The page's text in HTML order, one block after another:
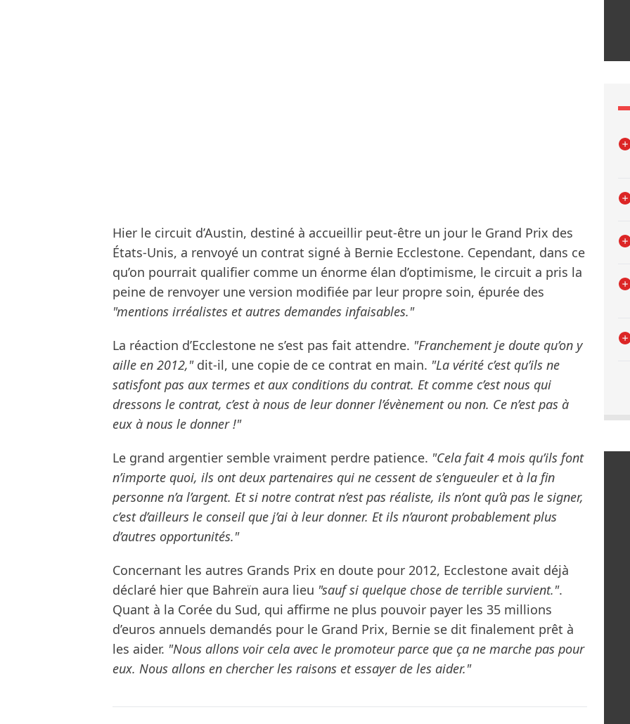
Hier le circuit d’Austin, destiné à accueillir peut-être un jour le Grand Prix des
États-Unis, a renvoyé un contrat signé à Bernie Ecclestone. Cependant, dans ce
qu’on pourrait qualifier comme un énorme élan d’optimisme, le circuit a pris la
peine de renvoyer une version modifiée par leur propre soin, épurée des
"mentions irréalistes et autres demandes infaisables."
La réaction d’Ecclestone ne s’est pas fait attendre. "Franchement je doute qu’on y
aille en 2012,"dit-il, une copie de ce contrat en main. "La vérité c’est qu’ils ne
satisfont pas aux termes et aux conditions du contrat. Et comme c’est nous qui
dressons le contrat, c’est à nous de leur donner l’évènement ou non. Ce n’est pas à
eux à nous le donner !"
Le grand argentier semble vraiment perdre patience. "Cela fait 4 mois qu’ils font
n’importe quoi, ils ont deux partenaires qui ne cessent de s’engueuler et à la fin
personne n’a l’argent. Et si notre contrat n’est pas réaliste, ils n’ont qu’à pas le signer,
c’est d’ailleurs le conseil que j’ai à leur donner. Et ils n’auront probablement plus
d’autres opportunités."
Concernant les autres Grands Prix en doute pour 2012, Ecclestone avait déjà
déclaré hier que Bahreïn aura lieu "sauf si quelque chose de terrible survient.".
Quant à la Corée du Sud, qui affirme ne plus pouvoir payer les 35 millions
d’euros annuels demandés pour le Grand Prix, Bernie se dit finalement prêt à
les aider. "Nous allons voir cela avec le promoteur parce que ça ne marche pas pour
eux. Nous allons en chercher les raisons et essayer de les aider."